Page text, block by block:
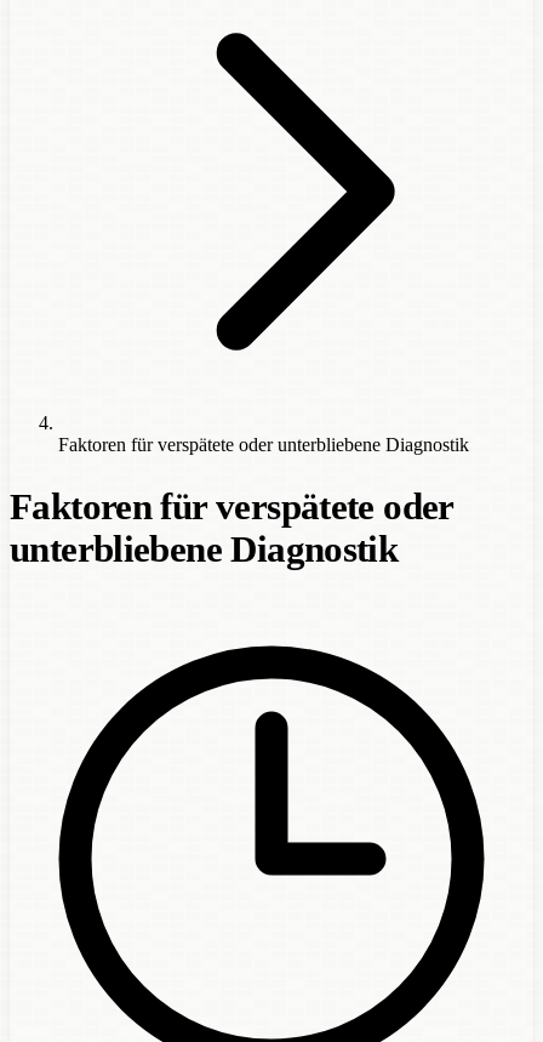
Faktoren für verspätete oder unterbliebene Diagnostik
Faktoren für verspätete oder
unterbliebene Diagnostik